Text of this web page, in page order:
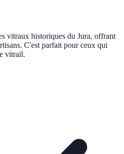
vitraux historiques du Jura, offrant
C'est parfait pour ceux qui
vitrail.